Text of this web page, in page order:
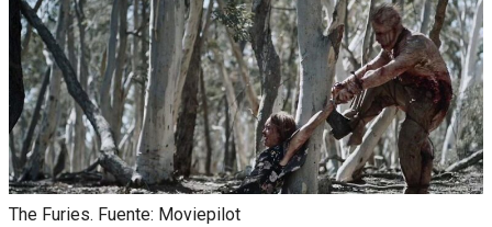
The Furies. Fuente: Moviepilot